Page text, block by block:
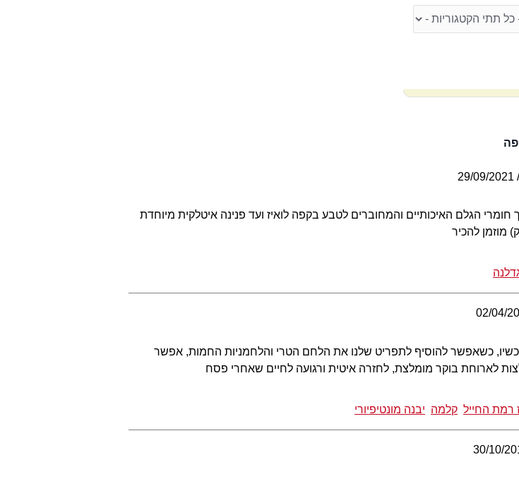
29/09/2021
הגלם האיכותיים והמחוברים לטבע בקפה לואיז ועד פנינה איטלקית מיוחדת
מוזמן להכיר
02/04/
כשאפשר להוסיף לתפריט שלנו את הלחם הטרי והלחמניות החמות, אפשר
לארוחת בוקר מומלצת, לחזרה איטית ורגועה לחיים שאחרי פסח
רמת החייל קלמה יבנה מונטיפיורי
30/10/